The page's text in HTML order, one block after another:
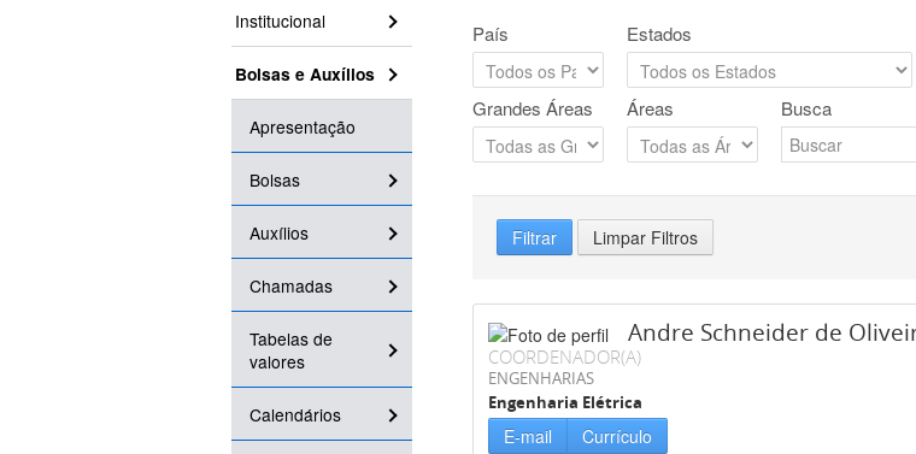
Institucional
Bolsas e Auxílios
Apresentação
Bolsas
Auxílios
Chamadas
Tabelas de
valores
Calendários
País Estados
Grandes Áreas Áreas Busca
Filtrar Limpar Filtros
Andre Schneider de
COORDENADOR(A)
ENGENHARIAS
Engenharia Elétrica
E-mail Currículo